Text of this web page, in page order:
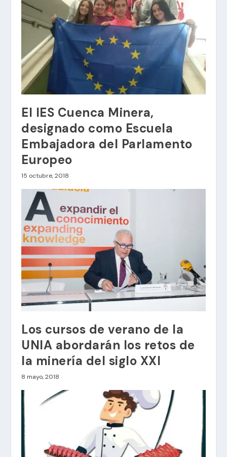
El IES Cuenca Minera,
designado como Escuela
Embajadora del Parlamento
Europeo
15 octubre, 2018
Los cursos de verano de la
UNIA abordarán los retos de
la minería del siglo XXI
8 mayo, 2018